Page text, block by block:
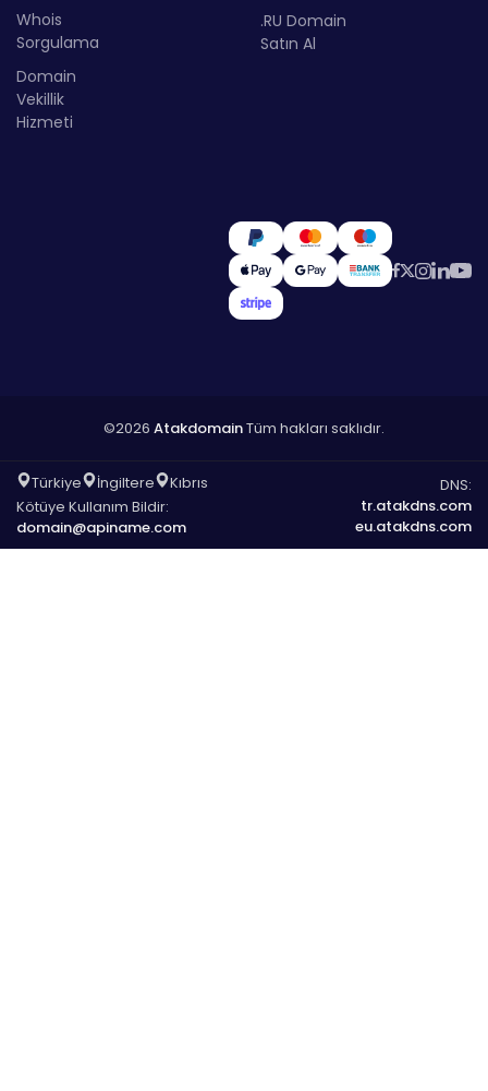
Whois
Sorgulama
Domain
Vekillik
Hizmeti
.RU Domain
Satın Al
©2026 AtakdomainTüm hakları saklıdır.
Türkiye İngiltere
Kıbrıs
Kötüye Kullanım Bildir:
domain@apiname.com
DNS:
tr.atakdns.com
eu.atakdns.com